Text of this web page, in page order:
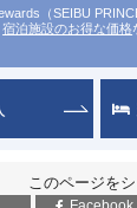
（SEIBU
宿泊施設のお得な価格
このページを